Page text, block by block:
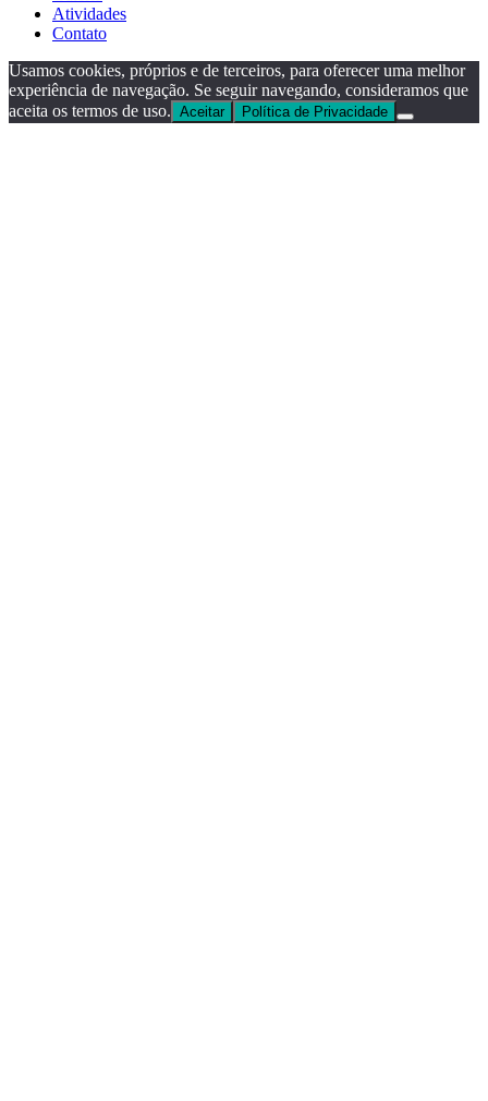
Atividades
Contato
Usamos cookies, próprios e de terceiros, para oferecer uma melhor
experiência de navegação. Se seguir navegando, consideramos que
aceita os termos de uso. Aceitar Política de Privacidade